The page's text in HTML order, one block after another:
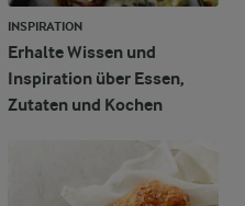
INSPIRATION
Erhalte Wissen und
Inspiration über Essen,
Zutaten und Kochen